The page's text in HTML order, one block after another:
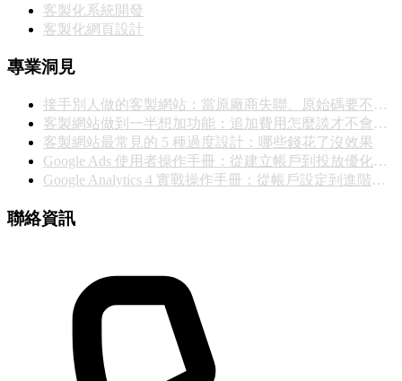
客製化系統開發
客製化網頁設計
專業洞見
接手別人做的客製網站：當原廠商失聯、原始碼要不回來，你能怎麼辦
客製網站做到一半想加功能：追加費用怎麼談才不會撕破臉
客製網站最常見的 5 種過度設計：哪些錢花了沒效果
Google Ads 使用者操作手冊：從建立帳戶到投放優化的完整實戰指南
Google Analytics 4 實戰操作手冊：從帳戶設定到進階報表完整教學
聯絡資訊